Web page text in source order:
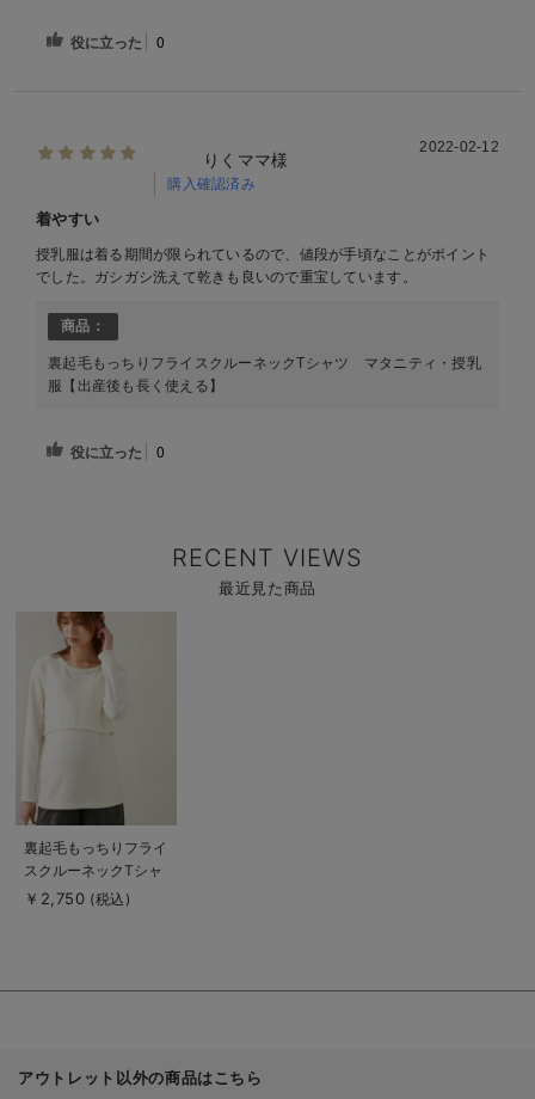
役に立った 0
りくママ様
購入確認済み
2022-02-12
着やすい
授乳服は着る期間が限られているので、値段が手頃なことがポイント
でした。ガシガシ洗えて乾きも良いので重宝しています。
商品：
裏起毛もっちりフライスクルーネックTシャツ マタニティ・授乳
服【出産後も長く使える】
役に立った 0
RECENT VIEWS
最近見た商品
商
品
詳
細
を
裏起毛もっちりフライ
スクルーネックTシャ
ツ マタニティ・授乳
￥2,750 (税込)
アウトレット以外の商品はこちら